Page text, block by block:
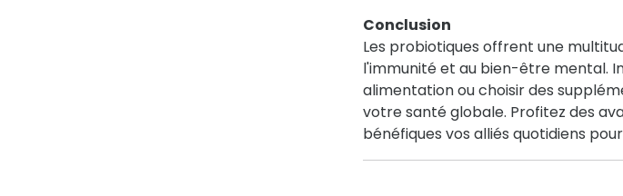
Conclusion
Les probiotiques offrent une
l'immunité et au bien-être mental.
alimentation ou choisir des
votre santé globale. Profitez des
bénéfiques vos alliés quotidiens